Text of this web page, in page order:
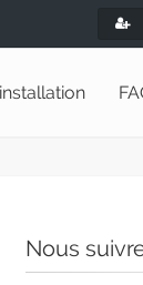
Nous